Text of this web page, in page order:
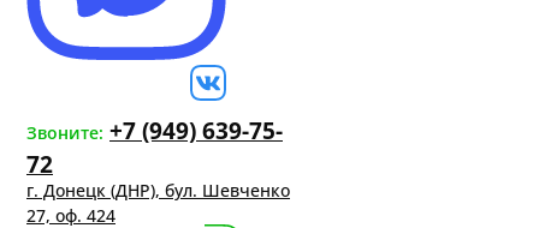
Звоните: +7 (949) 639-75-
72
г. Донецк (ДНР), бул. Шевченко
27, оф. 424